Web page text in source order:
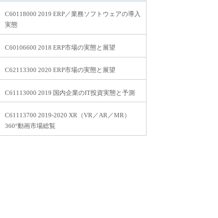
C60118000 2019 ERP／業務ソフトウェアの導入
実態
C60106600 2018 ERP市場の実態と展望
C62113300 2020 ERP市場の実態と展望
C61113000 2019 国内企業のIT投資実態と予測
C61113700 2019-2020 XR（VR／AR／MR）
360°動画市場総覧